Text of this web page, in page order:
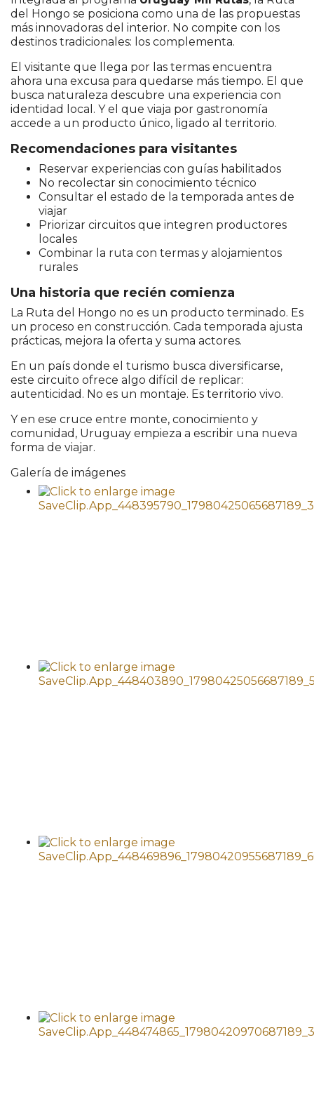
del Hongo se posiciona como una de las propuestas
más innovadoras del interior. No compite con los
destinos tradicionales: los complementa.
El visitante que llega por las termas encuentra
ahora una excusa para quedarse más tiempo. El que
busca naturaleza descubre una experiencia con
identidad local. Y el que viaja por gastronomía
accede a un producto único, ligado al territorio.
Recomendaciones para visitantes
Reservar experiencias con guías habilitados
No recolectar sin conocimiento técnico
Consultar el estado de la temporada antes de
viajar
Priorizar circuitos que integren productores
locales
Combinar la ruta con termas y alojamientos
rurales
Una historia que recién comienza
La Ruta del Hongo no es un producto terminado. Es
un proceso en construcción. Cada temporada ajusta
prácticas, mejora la oferta y suma actores.
En un país donde el turismo busca diversificarse,
este circuito ofrece algo difícil de replicar:
autenticidad. No es un montaje. Es territorio vivo.
Y en ese cruce entre monte, conocimiento y
comunidad, Uruguay empieza a escribir una nueva
forma de viajar.
Galería de imágenes